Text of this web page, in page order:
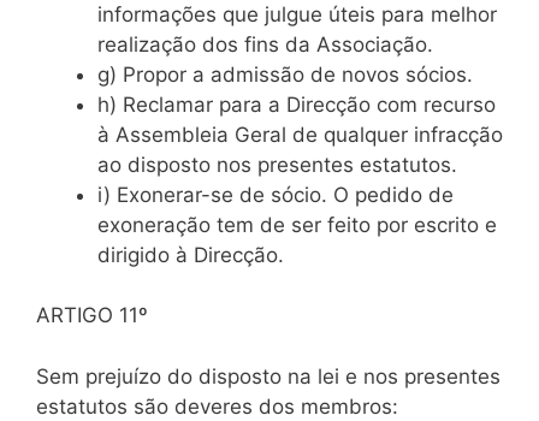
informações que julgue úteis para melhor
realização dos fins da Associação.
g) Propor a admissão de novos sócios.
h) Reclamar para a Direcção com recurso
à Assembleia Geral de qualquer infracção
ao disposto nos presentes estatutos.
i) Exonerar-se de sócio. O pedido de
exoneração tem de ser feito por escrito e
dirigido à Direcção.
ARTIGO 11º
Sem prejuízo do disposto na lei e nos presentes
estatutos são deveres dos membros: